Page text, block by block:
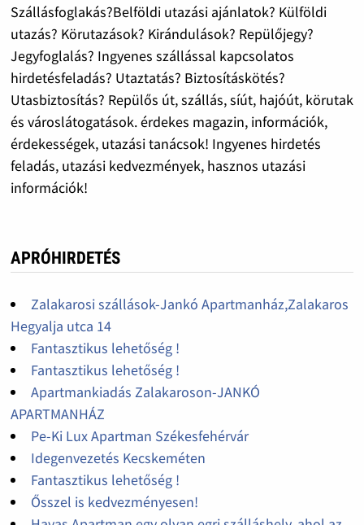
Szállásfoglakás?Belföldi utazási ajánlatok? Külföldi
utazás? Körutazások? Kirándulások? Repülőjegy?
Jegyfoglalás? Ingyenes szállással kapcsolatos
hirdetésfeladás? Utaztatás? Biztosításkötés?
Utasbiztosítás? Repülős út, szállás, síút, hajóút, körutak
és városlátogatások. érdekes magazin, információk,
érdekességek, utazási tanácsok! Ingyenes hirdetés
feladás, utazási kedvezmények, hasznos utazási
információk!
APRÓHIRDETÉS
Zalakarosi szállások-Jankó Apartmanház,Zalakaros
Hegyalja utca 14
Fantasztikus lehetőség !
Fantasztikus lehetőség !
Apartmankiadás Zalakaroson-JANKÓ
APARTMANHÁZ
Pe-Ki Lux Apartman Székesfehérvár
Idegenvezetés Kecskeméten
Fantasztikus lehetőség !
Ősszel is kedvezményesen!